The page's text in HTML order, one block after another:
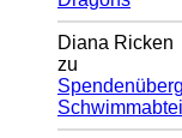
Diana Ricken
zu